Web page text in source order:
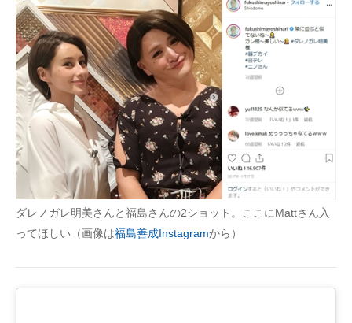
ダレノガレ明美さんと福島さんの2ショット。ここにMattさん入
ってほしい（画像は福島善成Instagramから）